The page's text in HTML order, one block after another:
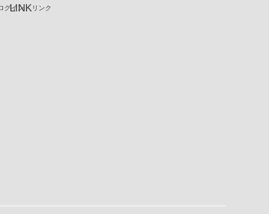
グイン
LINK リンク